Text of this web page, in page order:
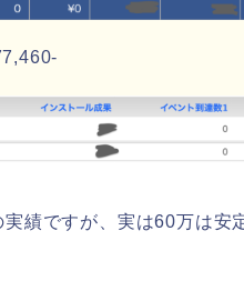
績ですが、実は60万は安